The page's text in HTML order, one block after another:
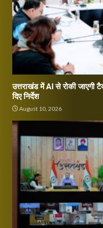
उत्तराखंड में AI से रोकी जाएगी
दिए निर्देश
August 10, 2026